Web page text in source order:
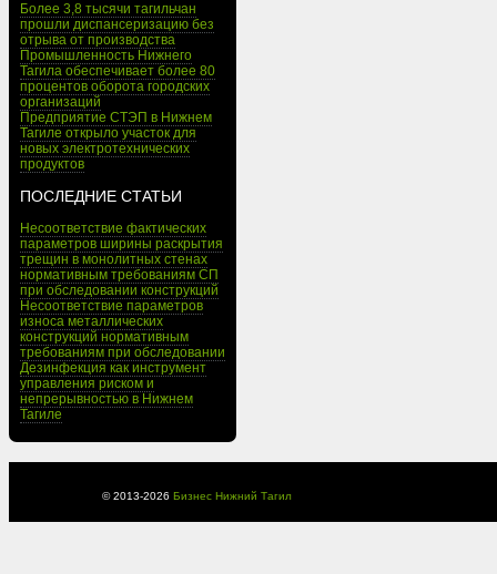
Более 3,8 тысячи тагильчан
прошли диспансеризацию без
отрыва от производства
Промышленность Нижнего
Тагила обеспечивает более 80
процентов оборота городских
организаций
Предприятие СТЭП в Нижнем
Тагиле открыло участок для
новых электротехнических
продуктов
ПОСЛЕДНИЕ СТАТЬИ
Несоответствие фактических
параметров ширины раскрытия
трещин в монолитных стенах
нормативным требованиям СП
при обследовании конструкций
Несоответствие параметров
износа металлических
конструкций нормативным
требованиям при обследовании
Дезинфекция как инструмент
управления риском и
непрерывностью в Нижнем
Тагиле
© 2013-2026 Бизнес Нижний Тагил